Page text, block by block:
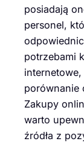
posiadają
personel,
potrzebami
internetowe,
porównanie
Zakupy
warto
źródła z